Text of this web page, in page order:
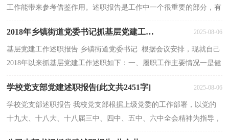
工作能带来参考借鉴作用。述职报告是工作中一个很重要的部分，有
2018年乡镇街道党委书记抓基层党建工作述职报告[此文共3175字] 2025-08-06
基层党建工作述职报告 乡镇街道党委书记 根据会议安排，现就自己
2018年以来抓基层党建工作述职如下：一、履职工作主要情况一是健
学校党支部党建述职报告[此文共2451字] 2025-08-06
学校党支部述职报告 我校党支部根据上级党委的工作部署，以党的
十九大、十八大、十八届三中、四中、五中、六中全会精神为指导，